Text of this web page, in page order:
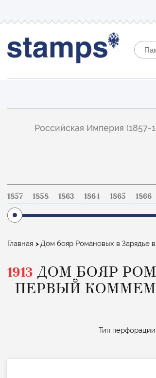
Российская Империя (1857-
1857 1858 1863 1864 1865 1866
Строка
Главная Дом бояр Романовых в Зарядье
1913 ДОМ БОЯР
ПЕРВЫЙ
Тип